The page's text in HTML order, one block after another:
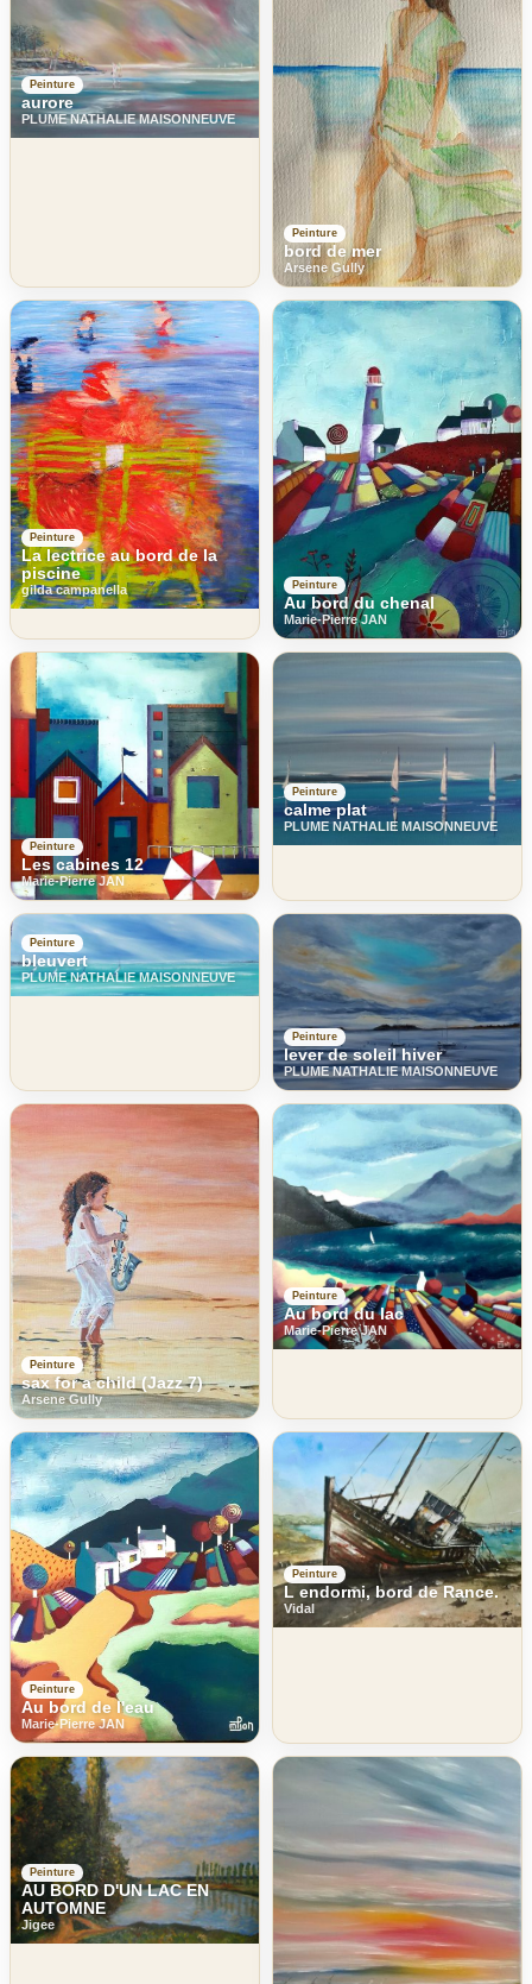
Peinture
aurore
PLUME NATHALIE MAISONNEUVE
Peinture
bord de mer
Arsene Gully
Peinture
La lectrice au bord de la
piscine
gilda campanella Peinture
Au bord du chenal
Marie-Pierre JAN
Peinture
Les cabines 12
Marie-Pierre JAN
Peinture
calme plat
PLUME NATHALIE MAISONNEUVE
Peinture
bleuvert
PLUME NATHALIE MAISONNEUVE
Peinture
lever de soleil hiver
PLUME NATHALIE MAISONNEUVE
Peinture
sax for a child (Jazz 7)
Arsene Gully
Peinture
Au bord du lac
Marie-Pierre JAN
Peinture
Au bord de l'eau
Marie-Pierre JAN
Peinture
L endormi, bord de Rance.
Vidal
Peinture
AU BORD D'UN LAC EN
AUTOMNE
Jigee